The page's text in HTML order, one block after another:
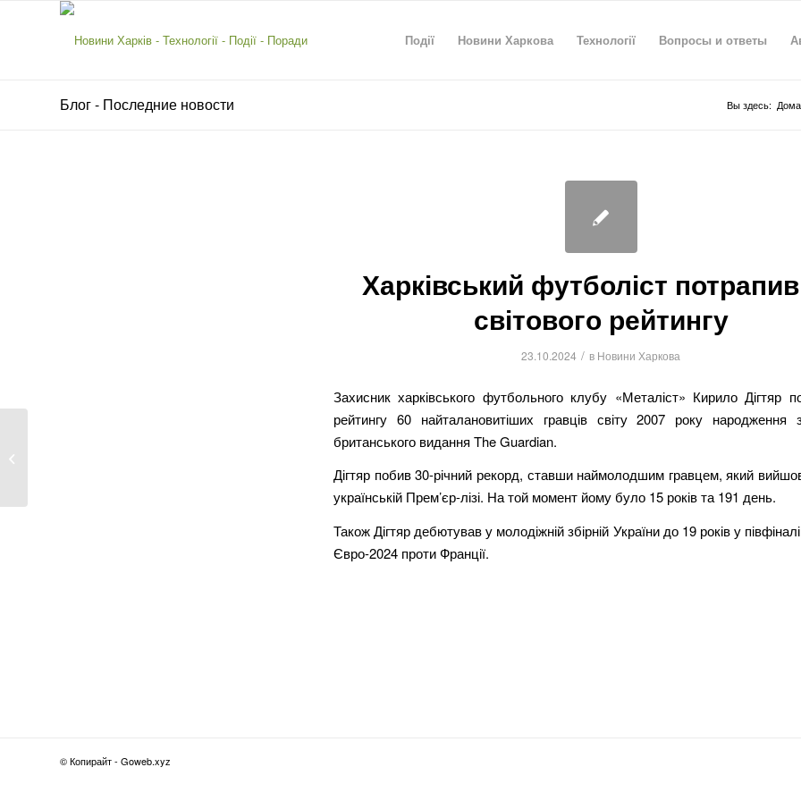
Події Новини Харкова Технології Вопросы и ответы
Блог - Последние новости Вы здесь:
Харківський футболіст
світового рейтингу
23.10.2024 / в Новини Харкова
Захисник харківського футбольного клубу «Металіст» Кирило Дігтяр
рейтингу 60 найталановитіших гравців світу 2007 року народження
британського видання The Guardian.
Дігтяр побив 30-річний рекорд, ставши наймолодшим гравцем, який
українській Прем’єр-лізі. На той момент йому було 15 років та 191 день.
Також Дігтяр дебютував у молодіжній збірній України до 19 років у
Євро-2024 проти Франції.
© Копирайт - Goweb.xyz